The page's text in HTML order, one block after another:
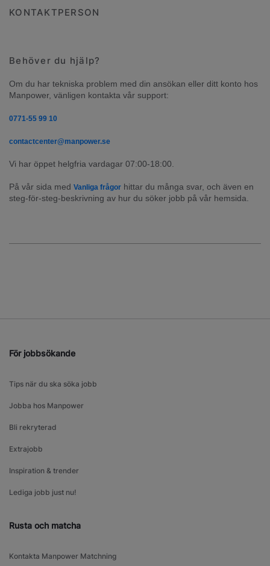
KONTAKTPERSON
Behöver du hjälp?
Om du har tekniska problem med din ansökan eller ditt konto hos
Manpower, vänligen kontakta vår support:
0771-55 99 10
contactcenter@manpower.se
Vi har öppet helgfria vardagar 07:00-18:00.
På vår sida med Vanliga frågor hittar du många svar, och även en
steg-för-steg-beskrivning av hur du söker jobb på vår hemsida.
För jobbsökande
Tips när du ska söka jobb
Jobba hos Manpower
Bli rekryterad
Extrajobb
Inspiration & trender
Lediga jobb just nu!
Rusta och matcha
Kontakta Manpower Matchning